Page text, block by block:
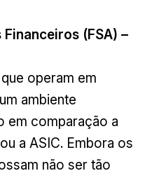
(FSA) –
operam em
ambiente
em comparação a
a ASIC. Embora os
não ser tão